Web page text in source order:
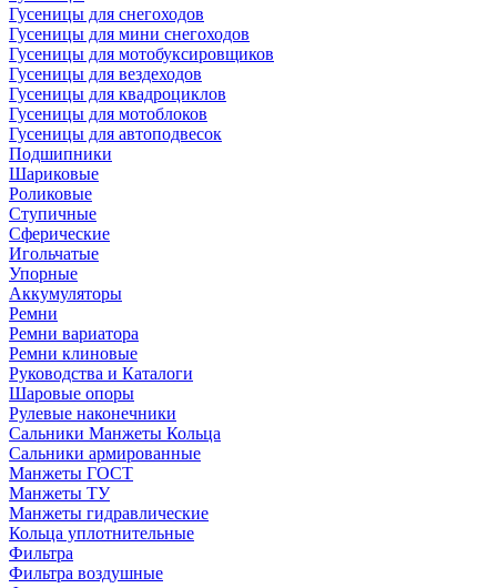
Гусеницы для снегоходов
Гусеницы для мини снегоходов
Гусеницы для мотобуксировщиков
Гусеницы для вездеходов
Гусеницы для квадроциклов
Гусеницы для мотоблоков
Гусеницы для автоподвесок
Подшипники
Шариковые
Роликовые
Ступичные
Сферические
Игольчатые
Упорные
Аккумуляторы
Ремни
Ремни вариатора
Ремни клиновые
Руководства и Каталоги
Шаровые опоры
Рулевые наконечники
Сальники Манжеты Кольца
Сальники армированные
Манжеты ГОСТ
Манжеты ТУ
Манжеты гидравлические
Кольца уплотнительные
Фильтра
Фильтра воздушные